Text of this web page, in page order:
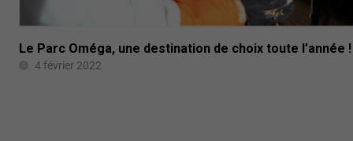
Le Parc Oméga, une destination de choix toute l’année !
4 février 2022